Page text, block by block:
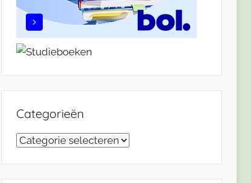
Categorieën
Categorieën